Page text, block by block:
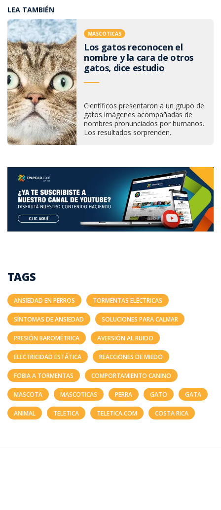
LEA TAMBIÉN
MASCOTICAS
Los gatos reconocen el
nombre y la cara de otros
gatos, dice estudio
Científicos presentaron a un grupo de
gatos imágenes acompañadas de
nombres pronunciados por humanos.
Los resultados sorprenden.
TAGS
ANSIEDAD EN PERROS TORMENTAS ELÉCTRICAS
SÍNTOMAS DE ANSIEDAD SOLUCIONES PARA CALMAR
PRESIÓN BAROMÉTRICA AVERSIÓN AL RUIDO
ELECTRICIDAD ESTÁTICA REACCIONES DE MIEDO
FOBIA A TORMENTAS COMPORTAMIENTO CANINO
MASCOTA MASCOTICAS PERRA GATO GATA
ANIMAL TELETICA TELETICA.COM COSTA RICA